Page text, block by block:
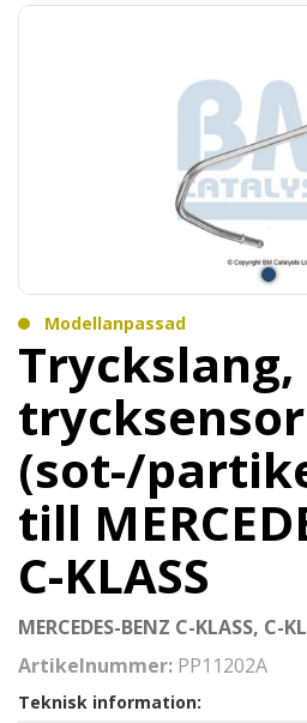
Modellanpassad
Tryckslang,
trycksensor
(sot-/
till
C-KLASS
MERCEDES-BENZ C-KLASS, C-
Artikelnummer: PP11202A
Teknisk information: